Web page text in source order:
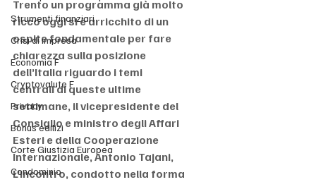
Strumenti finanziari
Crisi di impresa
Economia F
Cryptovalute F
Privacy
Bonus edilizi
Corte Giustizia Europea
Condominio
Trento un programma già molto
ricco oggi si è arricchito di un
ospite fondamentale per fare
chiarezza sulla posizione
dell’Italia riguardo i temi
centrali di queste ultime
settimane, il vicepresidente del
Consiglio e ministro degli Affari
Esteri e della Cooperazione
Internazionale, Antonio Tajani,
L'incontro, condotto nella forma